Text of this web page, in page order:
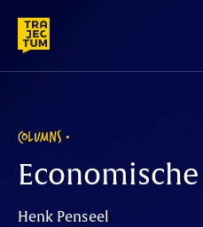
content
COLUMNS
Henk Penseel